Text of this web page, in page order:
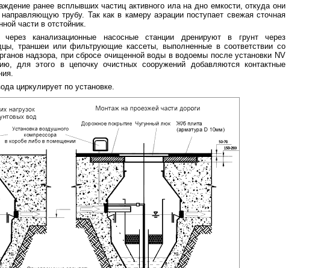
ранее всплывших частиц активного ила на дно емкости, откуда они
трубу. Так как в камеру аэрации поступает свежая сточная
части в отстойник.
канализационные насосные станции дренируют в грунт через
траншеи или фильтрующие кассеты, выполненные в соответствии со
надзора, при сбросе очищенной воды в водоемы после установки NV
для этого в цепочку очистных сооружений добавляются контактные
циркулирует по установке.